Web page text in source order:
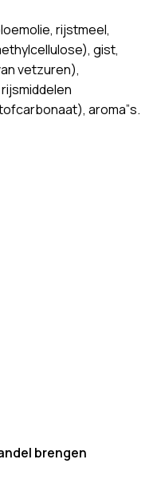
rijstmeel,
gist,
vetzuren),
aroma”s.
brengen